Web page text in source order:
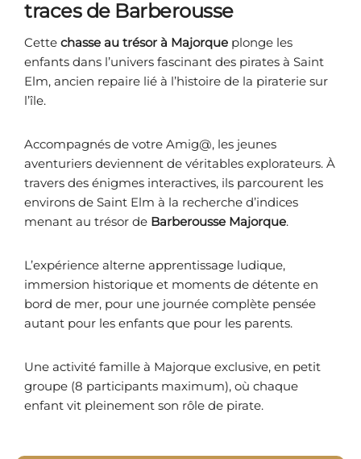
traces de Barberousse
Cette chasse au trésor à Majorque plonge les
enfants dans l’univers fascinant des pirates à Saint
Elm, ancien repaire lié à l’histoire de la piraterie sur
l’île.
Accompagnés de votre Amig@, les jeunes
aventuriers deviennent de véritables explorateurs. À
travers des énigmes interactives, ils parcourent les
environs de Saint Elm à la recherche d’indices
menant au trésor de Barberousse Majorque.
L’expérience alterne apprentissage ludique,
immersion historique et moments de détente en
bord de mer, pour une journée complète pensée
autant pour les enfants que pour les parents.
Une activité famille à Majorque exclusive, en petit
groupe (8 participants maximum), où chaque
enfant vit pleinement son rôle de pirate.